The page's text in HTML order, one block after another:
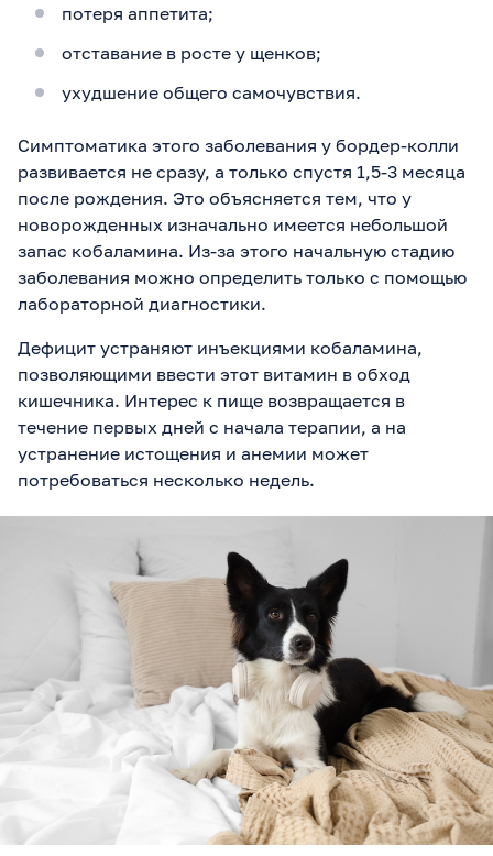
потеря аппетита;
отставание в росте у щенков;
ухудшение общего самочувствия.
Симптоматика этого заболевания у бордер-колли
развивается не сразу, а только спустя 1,5-3 месяца
после рождения. Это объясняется тем, что у
новорожденных изначально имеется небольшой
запас кобаламина. Из-за этого начальную стадию
заболевания можно определить только с помощью
лабораторной диагностики.
Дефицит устраняют инъекциями кобаламина,
позволяющими ввести этот витамин в обход
кишечника. Интерес к пище возвращается в
течение первых дней с начала терапии, а на
устранение истощения и анемии может
потребоваться несколько недель.